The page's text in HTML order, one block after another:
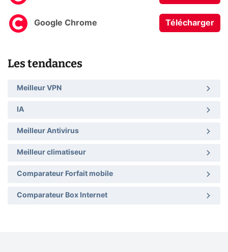
Google Chrome Télécharger
Les tendances
Meilleur VPN
IA
Meilleur Antivirus
Meilleur climatiseur
Comparateur Forfait mobile
Comparateur Box Internet